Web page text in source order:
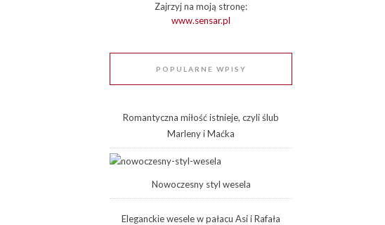
Zajrzyj na moją stronę:
www.sensar.pl
POPULARNE WPISY
Romantyczna miłość istnieje, czyli ślub
Marleny i Maćka
Nowoczesny styl wesela
Eleganckie wesele w pałacu Asi i Rafała